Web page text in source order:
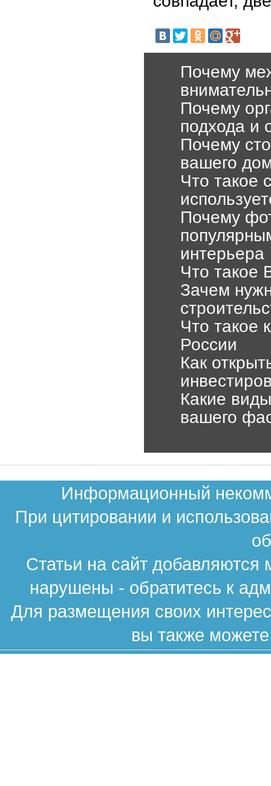
Почему
Почему
подхода и
Почему
вашего
Что такое
Почему
интерьера
Что такое
Зачем
Что такое
России
Как
Какие
вашего
Информационный
При цитировании и
Статьи на сайт
нарушены - обратитесь к
Для размещения своих
вы также